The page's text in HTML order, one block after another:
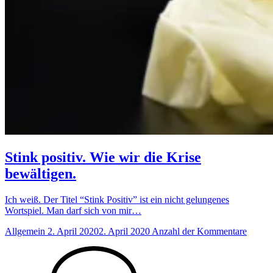
Stink positiv. Wie wir die Krise
bewältigen.
Ich weiß. Der Titel “Stink Positiv” ist ein nicht gelungenes
Wortspiel. Man darf sich von mir…
Allgemein 2. April 20202. April 2020 Anzahl der Kommentare